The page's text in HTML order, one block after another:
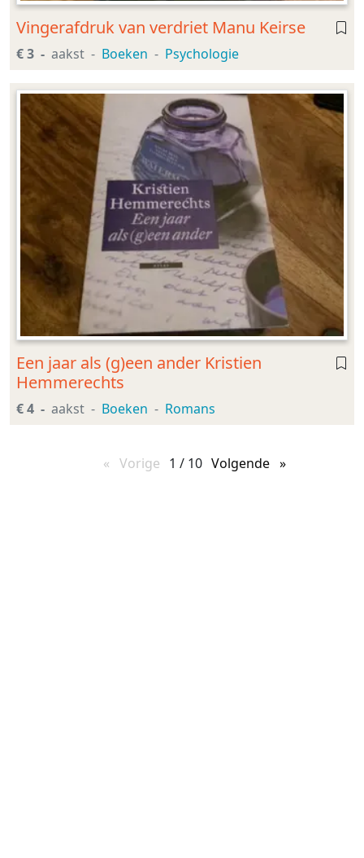
Vingerafdruk van verdriet Manu Keirse
€ 3 aakst Boeken Psychologie
Een jaar als (g)een ander Kristien
Hemmerechts
€ 4 aakst Boeken Romans
Vorige pagina
1 / 10 Volgende pagina